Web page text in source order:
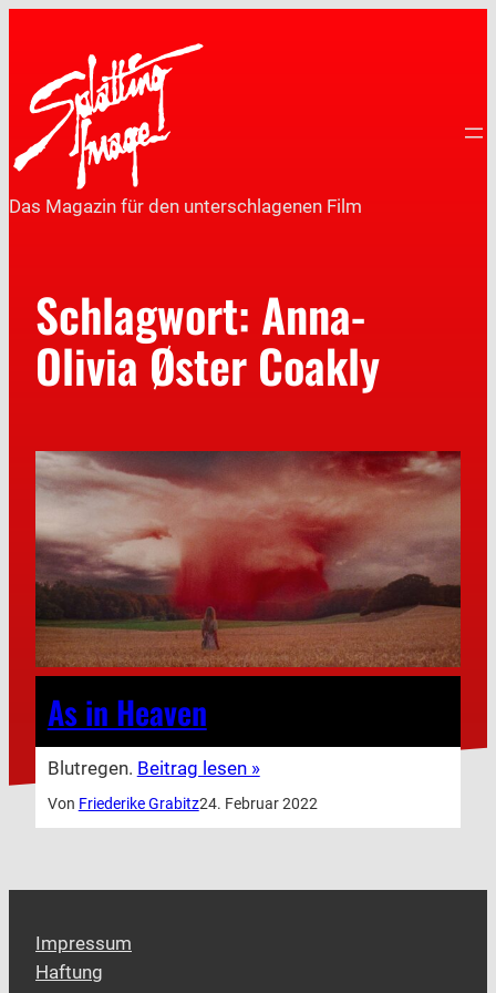
Das Magazin für den unterschlagenen Film
Schlagwort: Anna-
Olivia Øster Coakly
As in Heaven
Blutregen. Beitrag lesen »
Von Friederike Grabitz24. Februar 2022
Impressum
Haftung